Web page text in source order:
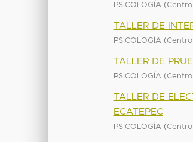
PSICOLOGÍA (
TALLER DE
PSICOLOGÍA (
TALLER DE
PSICOLOGÍA (
TALLER DE
ECATEPEC
PSICOLOGÍA (